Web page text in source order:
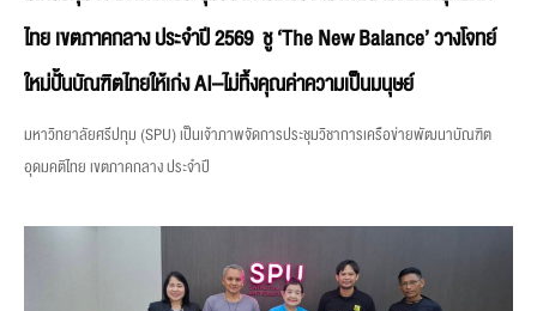
ไทย เขตภาคกลาง ประจำปี 2569 ชู ‘The New Balance’ วางโจทย์
ใหม่ปั้นบัณฑิตไทยให้เก่ง AI–ไม่ทิ้งคุณค่าความเป็นมนุษย์
มหาวิทยาลัยศรีปทุม (SPU) เป็นเจ้าภาพจัดการประชุมวิชาการเครือข่ายพัฒนาบัณฑิต
อุดมคติไทย เขตภาคกลาง ประจำปี